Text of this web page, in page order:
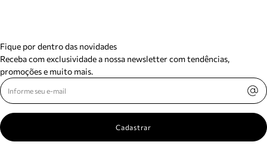
Fique por dentro das novidades
Receba com exclusividade a nossa newsletter com tendências,
promoções e muito mais.
Cadastrar